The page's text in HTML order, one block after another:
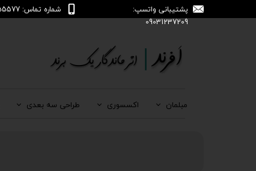
پشتیبانی واتسپ:
09031237209
شماره تماس: 04133355577
مبلمان اکسسوری طراحی سه بعدی